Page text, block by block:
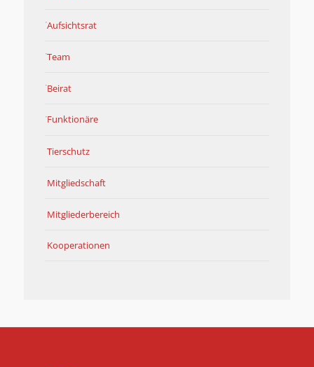
Aufsichtsrat
Team
Beirat
Funktionäre
Tierschutz
Mitgliedschaft
Mitgliederbereich
Kooperationen